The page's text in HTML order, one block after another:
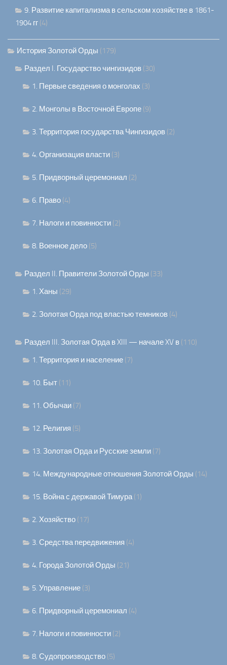
9. Развитие капитализма в сельском хозяйстве в 1861-
1904 гг (4)
История Золотой Орды (179)
Раздел I. Государство чингизидов (30)
1. Первые сведения о монголах (3)
2. Монголы в Восточной Европе (9)
3. Территория государства Чингизидов (2)
4. Организация власти (3)
5. Придворный церемониал (2)
6. Право (4)
7. Налоги и повинности (2)
8. Военное дело (5)
Раздел II. Правители Золотой Орды (33)
1. Ханы (29)
2. Золотая Орда под властью темников (4)
Раздел III. Золотая Орда в XIII — начале XV в (110)
1. Территория и население (7)
10. Быт (11)
11. Обычаи (7)
12. Религия (5)
13. Золотая Орда и Русские земли (7)
14. Международные отношения Золотой Орды (14)
15. Война с державой Тимура(1)
2. Хозяйство (17)
3. Средства передвижения (4)
4. Города Золотой Орды (21)
5. Управление (3)
6. Придворный церемониал (4)
7. Налоги и повинности (2)
8. Судопроизводство (5)